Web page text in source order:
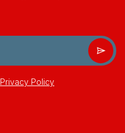
Privacy Policy